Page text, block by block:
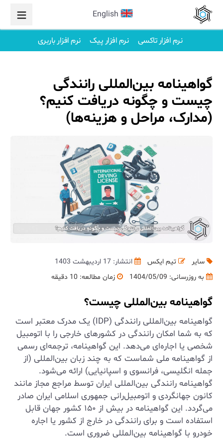
English
نرم افزار تاکسی نرم افزار پیک نرم افزار باربری
گواهینامه بین‌المللی رانندگی
چیست و چگونه دریافت کنیم؟
(مدارک، مراحل و هزینه‌ها)
سایر تیم ایکس
انتشار: 17 اردیبهشت 1403
به روزرسانی: 1404/05/09 زمان مطالعه: 10 دقیقه
گواهینامه بین‌المللی چیست؟
گواهینامه بین‌المللی رانندگی (IDP) یک مدرک معتبر است
که به شما امکان رانندگی در کشورهای خارجی را با اتومبیل
شخصی یا اجاره‌ای می‌دهد. این گواهینامه، ترجمه‌ای رسمی
از گواهینامه ملی شماست که به چند زبان بین‌المللی (از
جمله انگلیسی، فرانسوی و اسپانیایی) ارائه می‌شود.
گواهینامه رانندگی بین‌المللی ایران توسط مراجع مجاز مانند
کانون جهانگردی و اتومبیل‌رانی جمهوری اسلامی ایران صادر
می‌گردد. این گواهینامه در بیش از ۱۵۰ کشور جهان قابل
استفاده است و برای رانندگی در خارج از کشور یا اجاره
خودرو با گواهینامه بین‌المللی ضروری است.